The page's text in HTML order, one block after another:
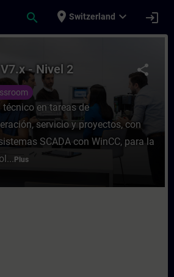
search place Switzerland expand_more login
SCADA V7.x - Nivel 2 -
share
- Nivel 2
en tareas de
servicio y proyectos, con
SCADA con WinCC, para la
Plus